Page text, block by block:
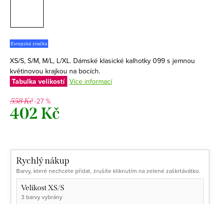
Evropská značka
XS/S, S/M, M/L, L/XL. Dámské klasické kalhotky 099 s jemnou
květinovou krajkou na bocích.
Tabulka velikostí Více informací
558 Kč-27 %
402 Kč
Rychlý nákup
Barvy, které nechcete přidat, zrušíte kliknutím na zelené zaškrtávátko.
Velikost XS/S
3 barvy vybrány